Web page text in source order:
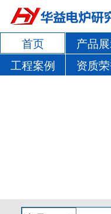
首页 产品
工程案例
资质